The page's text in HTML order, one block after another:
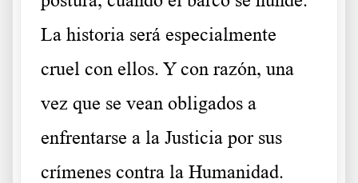
La historia será especialmente
cruel con ellos. Y con razón, una
vez que se vean obligados a
enfrentarse a la Justicia por sus
crímenes contra la Humanidad.